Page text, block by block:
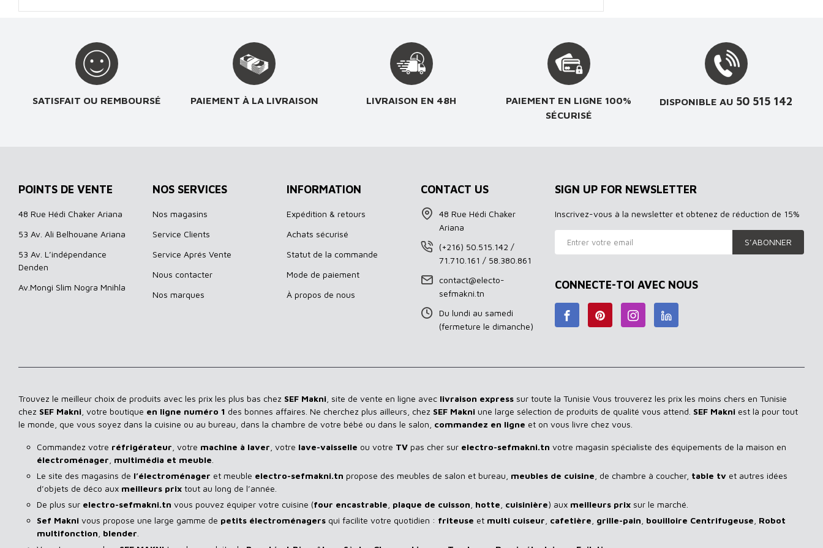
SATISFAIT OU REMBOURSÉ PAIEMENT À LA LIVRAISON LIVRAISON EN 48H
PAIEMENT EN LIGNE 100%
SÉCURISÉ
DISPONIBLE AU 50 515 142
POINTS DE VENTE
48 Rue Hédi Chaker Ariana
53 Av. Ali Belhouane Ariana
53 Av. L’indépendance
Denden
Av.Mongi Slim Nogra Mnihla
NOS SERVICES
Nos magasins
Service Clients
Service Aprés Vente
Nous contacter
Nos marques
INFORMATION
Expédition & retours
Achats sécurisé
Statut de la commande
Mode de paiement
À propos de nous
CONTACT US
48 Rue Hédi Chaker
Ariana
(+216) 50.515.142 /
71.710.161 / 58.380.861
contact@electo-
sefmakni.tn
Du lundi au samedi
(fermeture le dimanche)
SIGN UP FOR NEWSLETTER
Inscrivez-vous à la newsletter et obtenez de réduction de 15%
S’ABONNER
CONNECTE-TOI AVEC NOUS
Trouvez le meilleur choix de produits avec les prix les plus bas chez SEF Makni , site de vente en ligne avec livraison express sur toute la Tunisie Vous trouverez les prix les moins chers en Tunisie
chez SEF Makni , votre boutique en ligne numéro 1 des bonnes affaires. Ne cherchez plus ailleurs, chez SEF Makni une large sélection de produits de qualité vous attend. SEF Makni est là pour tout
le monde, que vous soyez dans la cuisine ou au bureau, dans la chambre de votre bébé ou dans le salon, commandez en ligne et on vous livre chez vous.
Commandez votre réfrigérateur , votre machine à laver , votre lave-vaisselle ou votre TV pas cher sur electro-sefmakni.tn votre magasin spécialiste des équipements de la maison en
électroménager multimédia et meuble
Le site des magasins de l’électroménager et meuble electro-sefmakni.tn propose des meubles de salon et bureau, meubles de cuisine , de chambre à coucher, table tv et autres idées
d’objets de déco aux meilleurs prix tout au long de l’année.
De plus sur electro-sefmakni.tn vous pouvez équiper votre cuisine (four encastrable plaque de cuisson hotte cuisinière) aux meilleurs prix sur le marché.
Sef Makni vous propose une large gamme de petits électroménagers qui facilite votre quotidien : friteuse et multi cuiseur cafetière grille-pain bouilloire Centrifugeuse Robot
multifonction blender